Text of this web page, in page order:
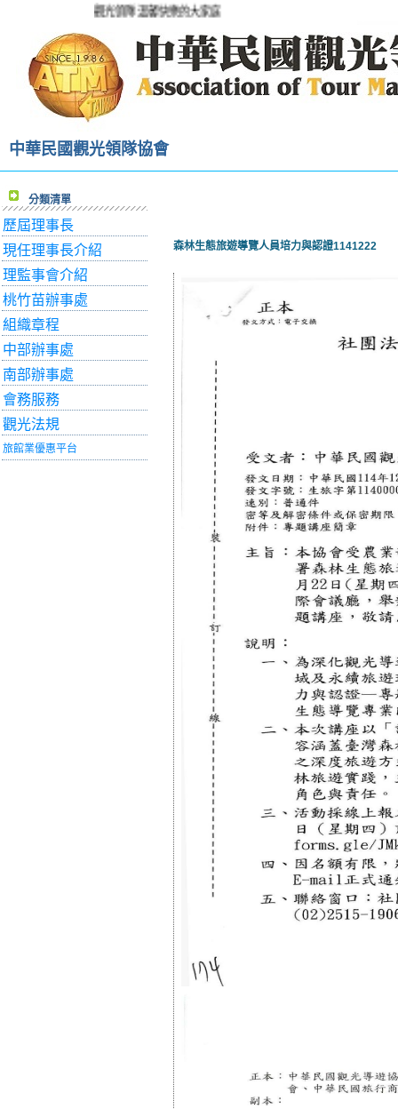
觀光領隊溫馨快樂的大家庭!
中華民國觀光領隊協會
分類清單
歷屆理事長
現任理事長介紹
理監事會介紹
桃竹苗辦事處
組織章程
中部辦事處
南部辦事處
會務服務
觀光法規
旅館業優惠平台
森林生態旅遊導覽人員培力與認證1141222